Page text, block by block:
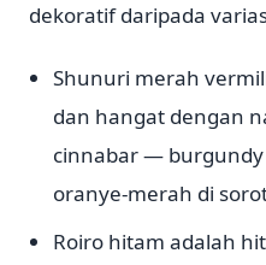
dekoratif daripada
Shunuri merah
dan hangat dengan
cinnabar —
oranye-merah di
Roiro hitam adalah